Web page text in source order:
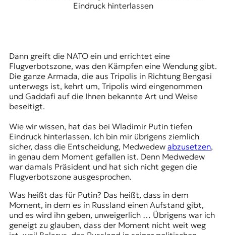
Eindruck hinterlassen
Dann greift die NATO ein und errichtet eine
Flugverbotszone, was den Kämpfen eine Wendung gibt.
Die ganze Armada, die aus Tripolis in Richtung Bengasi
unterwegs ist, kehrt um, Tripolis wird eingenommen
und Gaddafi auf die Ihnen bekannte Art und Weise
beseitigt.
Wie wir wissen, hat das bei Wladimir Putin tiefen
Eindruck hinterlassen. Ich bin mir übrigens ziemlich
sicher, dass die Entscheidung, Medwedew abzusetzen,
in genau dem Moment gefallen ist. Denn Medwedew
war damals Präsident und hat sich nicht gegen die
Flugverbotszone ausgesprochen.
Was heißt das für Putin? Das heißt, dass in dem
Moment, in dem es in Russland einen Aufstand gibt,
und es wird ihn geben, unweigerlich … Übrigens war ich
geneigt zu glauben, dass der Moment nicht weit weg